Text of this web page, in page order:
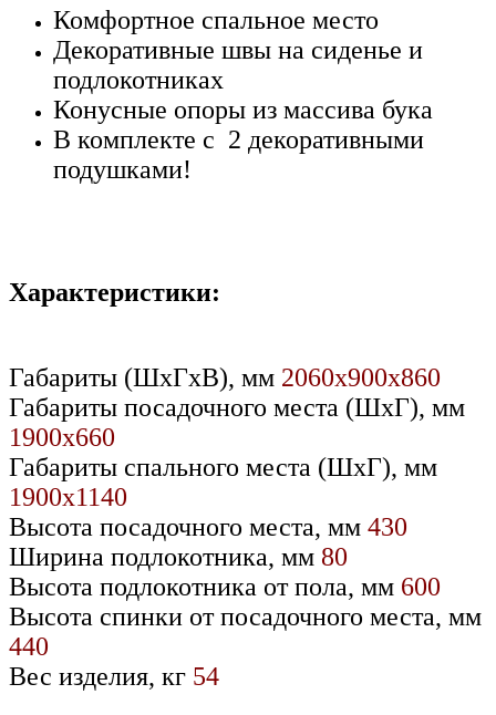
Комфортное спальное место
Декоративные швы на сиденье и
подлокотниках
Конусные опоры из массива бука
В комплекте с 2 декоративными
подушками!
Характеристики:
Габариты (ШхГхВ), мм 2060х900х860
Габариты посадочного места (ШхГ), мм
1900х660
Габариты спального места (ШхГ), мм
1900х1140
Высота посадочного места, мм 430
Ширина подлокотника, мм 80
Высота подлокотника от пола, мм 600
Высота спинки от посадочного места, мм
440
Вес изделия, кг 54